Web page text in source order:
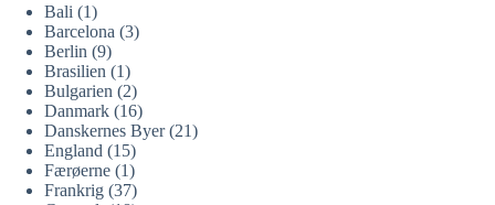
Bali (1)
Barcelona (3)
Berlin (9)
Brasilien (1)
Bulgarien (2)
Danmark (16)
Danskernes Byer(21)
England (15)
Færøerne (1)
Frankrig (37)